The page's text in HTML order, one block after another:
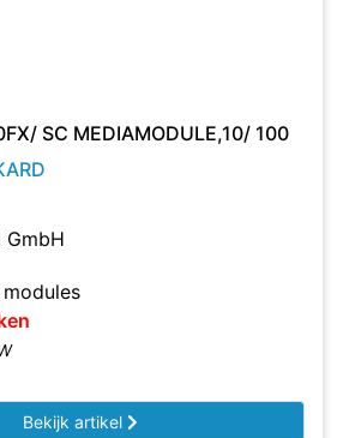
SC MEDIAMODULE,10/ 100
GmbH
Bekijk artikel